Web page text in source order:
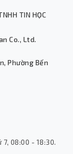
TIN HỌC
Co., Ltd.
Phường Bến
08:00 - 18:30.